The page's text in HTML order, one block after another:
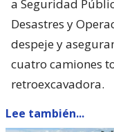
a Seguridad
Desastres y
despeje y
cuatro camiones
retroexcavadora.
Lee también...